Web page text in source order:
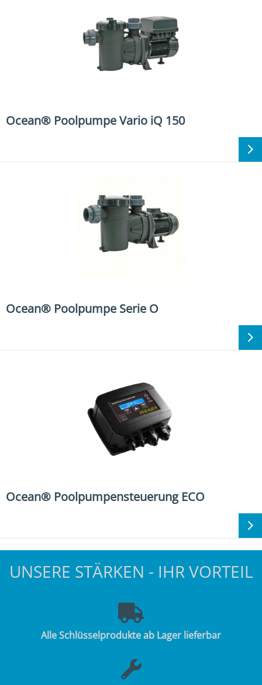
Ocean® Poolpumpe Vario iQ 150
Ocean® Poolpumpe Serie O
Ocean® Poolpumpensteuerung ECO
UNSERE STÄRKEN - IHR VORTEIL
Alle Schlüsselprodukte ab Lager lieferbar